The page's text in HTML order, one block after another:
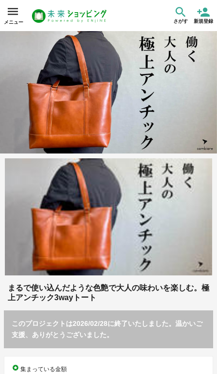
メニュー さがす 新規登録
まるで使い込んだような色艶で大人の味わいを楽しむ。極
上アンチック3wayトート
このプロジェクトは2026/02/28に終了いたしました。温かいご
支援、ありがとうございました。
stars 集まっている金額